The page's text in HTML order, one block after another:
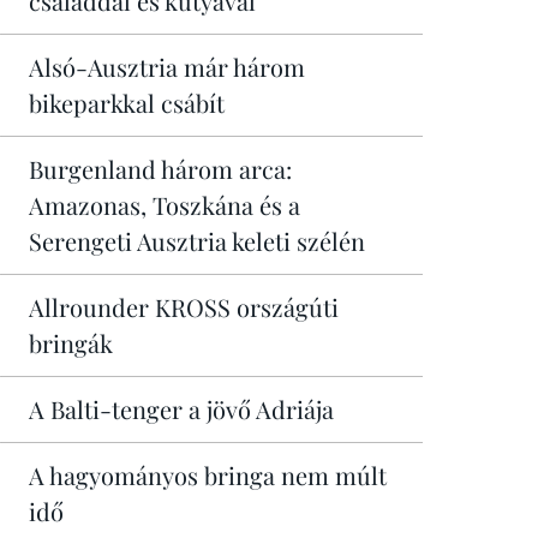
Alsó-Ausztria már három
bikeparkkal csábít
Burgenland három arca:
Amazonas, Toszkána és a
Serengeti Ausztria keleti szélén
Allrounder KROSS országúti
bringák
A Balti-tenger a jövő Adriája
A hagyományos bringa nem múlt
idő